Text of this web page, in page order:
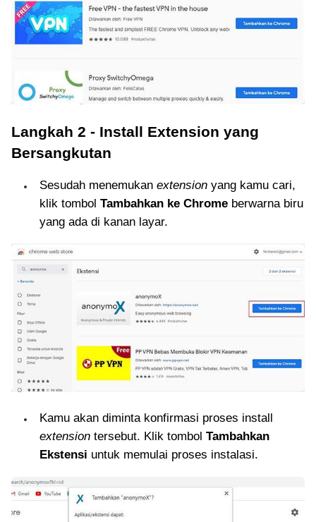
Langkah 2 - Install Extension yang
Bersangkutan
Sesudah menemukan extension yang kamu cari,
klik tombol Tambahkan ke Chrome berwarna biru
yang ada di kanan layar.
Kamu akan diminta konfirmasi proses install
extension tersebut. Klik tombol Tambahkan
Ekstensi untuk memulai proses instalasi.